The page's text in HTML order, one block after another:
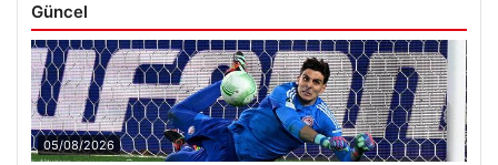
Güncel
05/08/2026